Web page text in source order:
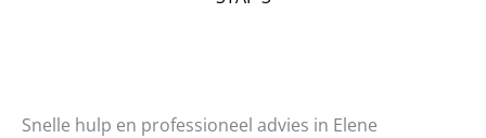
Snelle hulp en professioneel advies in Elene